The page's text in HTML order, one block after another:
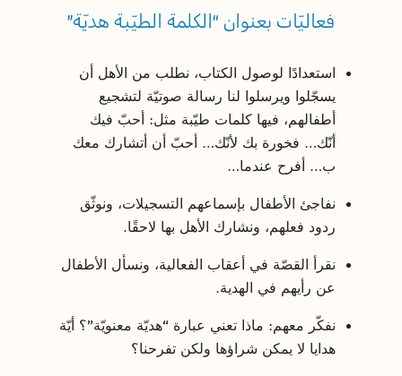
فعاليّات بعنوان “الكلمة الطيّبة هديّة”
استعدادًا لوصول الكتاب، نطلب من الأهل أن
يسجّلوا ويرسلوا لنا رسالة صوتيّة لتشجيع
أطفالهم، فيها كلمات طيّبة مثل: أحبّ فيك
أنّك… فخورة بك لأنّك… أحبّ أن أتشارك معك
ب… أفرح عندما…
نفاجئ الأطفال بإسماعهم التسجيلات، ونوثّق
ردود فعلهم، ونشارك الأهل بها لاحقًا.
نقرأ القصّة في أعقاب الفعالية، ونسأل الأطفال
عن رأيهم في الهدية.
نفكّر معهم: ماذا تعني عبارة “هديّة معنويّة”؟ أيّة
هدايا لا يمكن شراؤها ولكن تفرحنا؟